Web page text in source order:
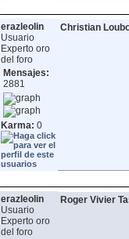
erazleolin
Usuario
Experto oro
del foro
Mensajes:
2881
Karma: 0
Christian
erazleolin
Usuario
Experto oro
del foro
Roger Vivier